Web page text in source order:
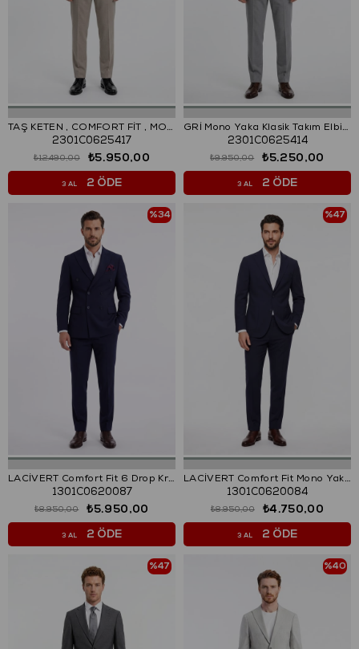
TAŞ KETEN , COMFORT FİT , MONO YAKA, 2 DÜĞME ÇİFT YIRTMAÇ, CASUAL TAKIM ELBİSE
2301C0625417
₺5.950,00
₺12.490,00
3 AL 2 ÖDE
GRİ Mono Yaka Klasik Takım Elbise
2301C0625414
₺5.250,00
₺9.950,00
3 AL 2 ÖDE
LACİVERT Comfort Fit 6 Drop Kruvaze Takım Elbise
1301C0620087
₺5.950,00
₺8.950,00
%34
3 AL 2 ÖDE
LACİVERT Comfort Fit Mono Yaka 2 Düğme Çift Yırtmaçlı Kapaklı Cep 6 Drop Casual Takım Elbise
1301C0620084
₺4.750,00
₺8.950,00
%47
3 AL 2 ÖDE
%47 %40